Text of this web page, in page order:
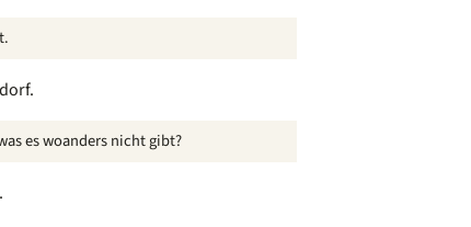
es woanders nicht gibt?